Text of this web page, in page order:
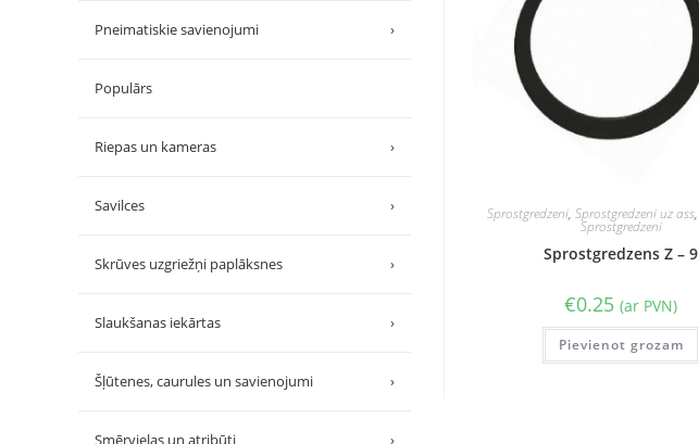
Sprostgredzeni,Sprostgredzeni uz ass,
Sprostgredzeni
Sprostgredzens Z – 9
€0.25 (ar PVN)
Pievienot grozam
Pneimatiskie savienojumi ›
Populārs
Riepas un kameras ›
Savilces ›
Skrūves uzgriežņi paplāksnes ›
Slaukšanas iekārtas ›
Šļūtenes, caurules un savienojumi ›
Smērvielas un atribūti ›